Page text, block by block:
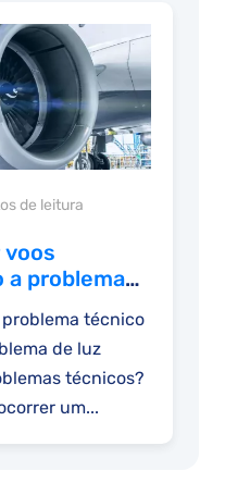
de leitura
voos
a problemas
técnico
de luz
técnicos?
um...